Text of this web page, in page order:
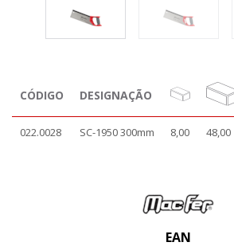
CÓDIGO DESIGNAÇÃO
022.0028 SC-1950 300mm 8,00 48,00
EAN